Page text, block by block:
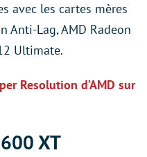
avec les cartes mères
Anti-Lag, AMD Radeon
Ultimate.
Resolution d’AMD sur
XT